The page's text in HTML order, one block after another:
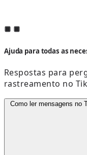
Ajuda para todas as
Respostas para
rastreamento no
Como ler mensagens no